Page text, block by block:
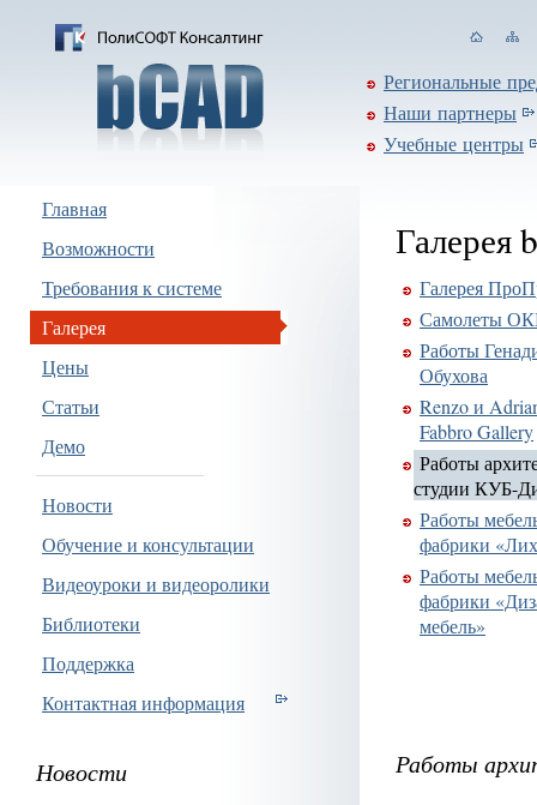
Главная
Возможности
Требования к системе
Галерея
Цены
Статьи
Демо
Новости
Обучение и консультации
Видеоуроки и видеоролики
Библиотеки
Поддержка
Контактная информация
Новости
Региональные
Наши партнеры
Учебные центры
Галерея
Галерея
Самолеты
Работы
Обухова
Renzo и
Fabbro Gallery
Работы
студии КУБ-
Работы
фабрики
Работы
фабрики
мебель»
Работы